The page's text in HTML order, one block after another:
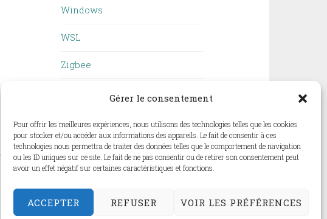
Gérer le consentement
Pour offrir les meilleures expériences, nous utilisons des technologies telles que les cookies
pour stocker et/ou accéder aux informations des appareils. Le fait de consentir à ces
technologies nous permettra de traiter des données telles que le comportement de navigation
ou les ID uniques sur ce site. Le fait de ne pas consentir ou de retirer son consentement peut
avoir un effet négatif sur certaines caractéristiques et fonctions.
ACCEPTER REFUSER VOIR LES PRÉFÉRENCES
Windows
WSL
Zigbee